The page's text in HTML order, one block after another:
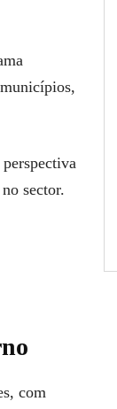
sector.
com